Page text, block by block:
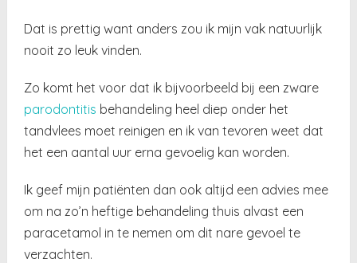
Dat is prettig want anders zou ik mijn vak natuurlijk
nooit zo leuk vinden.
Zo komt het voor dat ik bijvoorbeeld bij een zware
parodontitis behandeling heel diep onder het
tandvlees moet reinigen en ik van tevoren weet dat
het een aantal uur erna gevoelig kan worden.
Ik geef mijn patiënten dan ook altijd een advies mee
om na zo’n heftige behandeling thuis alvast een
paracetamol in te nemen om dit nare gevoel te
verzachten.